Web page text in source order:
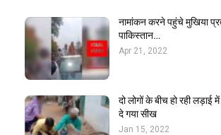
नामांकन करने पहुंचे मुखिया
पाकिस्तान…
Apr 21, 2022
दो लोगों के बीच हो रही लड़ाई
दे गया सीख
Jan 15, 2022